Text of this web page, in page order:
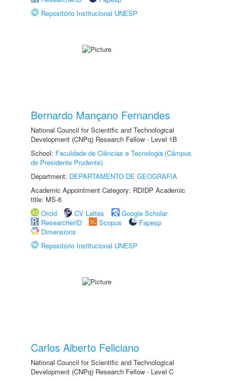
Repositório Institucional UNESP
Bernardo Mançano Fernandes
National Council for Scientific and Technological
Development (CNPq) Research Fellow - Level 1B
School: Faculdade de Ciências e Tecnologia (Câmpus
de Presidente Prudente)
Department: DEPARTAMENTO DE GEOGRAFIA
Academic Appointment Category: RDIDP Academic
title: MS-6
Orcid
CV Lattes
Google Scholar
ResearcherID
Scopus
Fapesp
Dimensions
Repositório Institucional UNESP
Carlos Alberto Feliciano
National Council for Scientific and Technological
Development (CNPq) Research Fellow - Level C